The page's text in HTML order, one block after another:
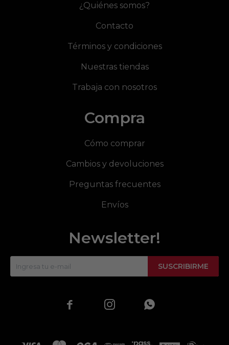
¿Quiénes somos?
Contacto
Términos y condiciones
Nuestras tiendas
Trabaja con nosotros
Compra
Cómo comprar
Cambios y devoluciones
Preguntas frecuentes
Envíos
Newsletter!
SUSCRIBIRME
  